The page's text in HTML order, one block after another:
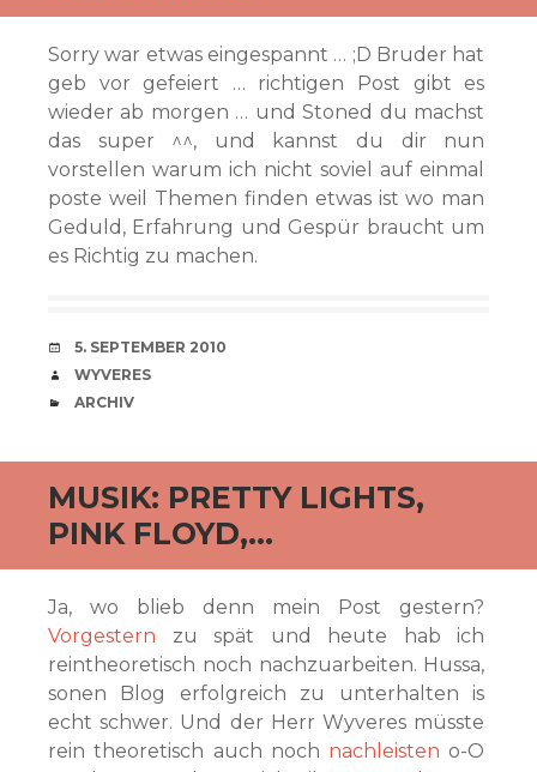
Sorry war etwas eingespannt … ;D Bruder hat
geb vor gefeiert … richtigen Post gibt es
wieder ab morgen … und Stoned du machst
das super ^^, und kannst du dir nun
vorstellen warum ich nicht soviel auf einmal
poste weil Themen finden etwas ist wo man
Geduld, Erfahrung und Gespür braucht um
es Richtig zu machen.
VERABREDUNG
5. SEPTEMBER 2010
VERFASSER
WYVERES
CATEGORIES
ARCHIV
MUSIK: PRETTY LIGHTS,
PINK FLOYD,…
Ja, wo blieb denn mein Post gestern?
Vorgestern zu spät und heute hab ich
reintheoretisch noch nachzuarbeiten. Hussa,
sonen Blog erfolgreich zu unterhalten is
echt schwer. Und der Herr Wyveres müsste
rein theoretisch auch noch nachleisten o-O